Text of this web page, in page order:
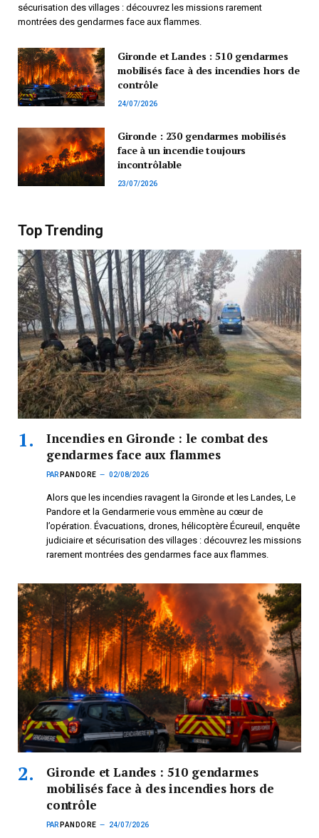
sécurisation des villages : découvrez les missions rarement
montrées des gendarmes face aux flammes.
Gironde et Landes : 510 gendarmes
mobilisés face à des incendies hors de
contrôle
24/07/2026
Gironde : 230 gendarmes mobilisés
face à un incendie toujours
incontrôlable
23/07/2026
Top Trending
Incendies en Gironde : le combat des
gendarmes face aux flammes
PAR PANDORE 02/08/2026
Alors que les incendies ravagent la Gironde et les Landes, Le
Pandore et la Gendarmerie vous emmène au cœur de
l’opération. Évacuations, drones, hélicoptère Écureuil, enquête
judiciaire et sécurisation des villages : découvrez les missions
rarement montrées des gendarmes face aux flammes.
Gironde et Landes : 510 gendarmes
mobilisés face à des incendies hors de
contrôle
PAR PANDORE 24/07/2026